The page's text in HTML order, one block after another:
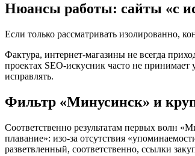
Нюансы работы: сайты «с
Если только рассматривать изолированно,
Фактура, интернет-магазины не всегда
проектах SEO-искусник часто не
исправлять.
Фильтр «Минусинск» и
Соответственно результатам первых волн
плавание»: изо-за отсутствия
разветвленный, соответственно, ссылки